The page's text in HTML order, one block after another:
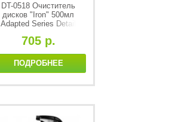
DT-0518 Очиститель
дисков "Iron" 500мл
Adapted Series Detail
705 р.
ПОДРОБНЕЕ